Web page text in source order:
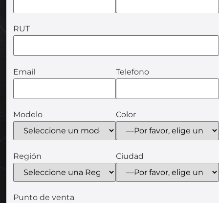
RUT
Email Telefono
Modelo Color
Región Ciudad
Punto de venta